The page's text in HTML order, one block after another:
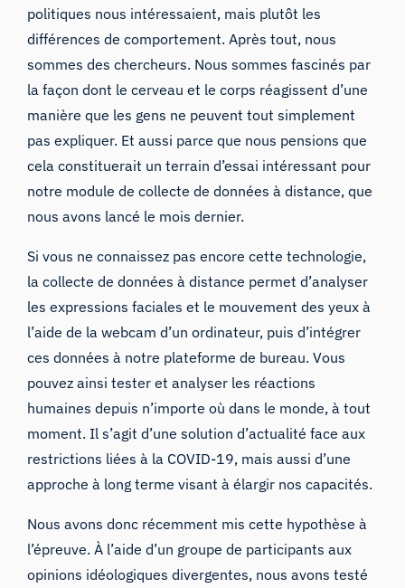
politiques nous intéressaient, mais plutôt les
différences de comportement. Après tout, nous
sommes des chercheurs. Nous sommes fascinés par
la façon dont le cerveau et le corps réagissent d’une
manière que les gens ne peuvent tout simplement
pas expliquer. Et aussi parce que nous pensions que
cela constituerait un terrain d’essai intéressant pour
notre module de collecte de données à distance, que
nous avons lancé le mois dernier.
Si vous ne connaissez pas encore cette technologie,
la collecte de données à distance permetd’analyser
les expressions faciales et le mouvement des yeux à
l’aide de la webcam d’un ordinateur, puis d’intégrer
ces données à notre plateforme de bureau. Vous
pouvez ainsi tester et analyser les réactions
humaines depuis n’importe où dans le monde, à tout
moment. Il s’agit d’une solution d’actualité face aux
restrictions liées à la COVID-19, mais aussi d’une
approche à long terme visant à élargir nos capacités.
Nous avons donc récemment mis cette hypothèse à
l’épreuve. À l’aide d’un groupe de participants aux
opinions idéologiques divergentes, nous avons testé